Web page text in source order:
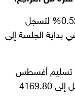
وانخفضت العقود الفورية للذهب بنسبة 0.52% لتسجل
في بداية الجلسة إلى
تسليم أغسطس
في بورصة “كومكس” بنسبة 1.07% لتصل إلى 4169.80